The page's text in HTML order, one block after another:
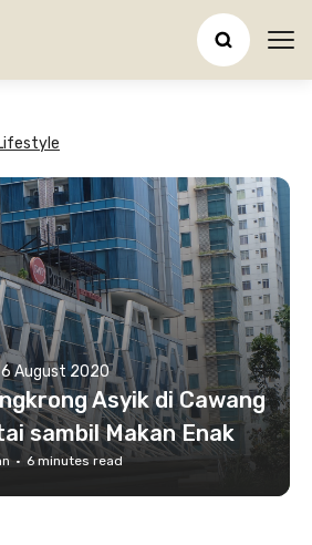
6 August 2020
Asyik di Cawang
sambil Makan Enak
· 6 minutes read